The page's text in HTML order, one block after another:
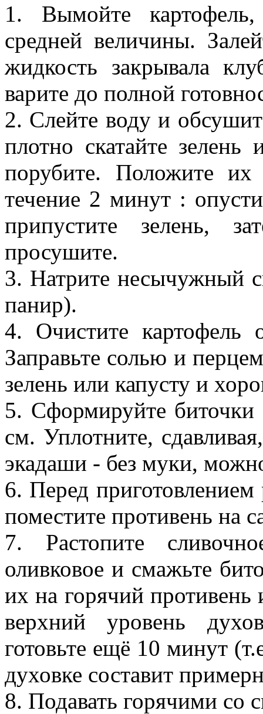
1. Вымойте
средней величины.
жидкость закрывала
варите до полной
2. Слейте воду и
плотно скатайте
порубите. Положите
течение 2 минут :
припустите зелень,
просушите.
3. Натрите несычужный
панир).
4. Очистите
Заправьте солью и
зелень или капусту и
5. Сформируйте
см. Уплотните,
экадаши - без муки,
6. Перед
поместите противень на
7. Растопите
оливковое и смажьте
их на горячий
верхний уровень
готовьте ещё 10 минут
духовке составит
8. Подавать горячими со